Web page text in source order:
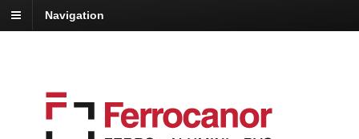
Navigation